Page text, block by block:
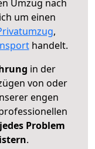
Umzug nach
um einen
,
handelt.
in der
von oder
engen
jedes Problem
.